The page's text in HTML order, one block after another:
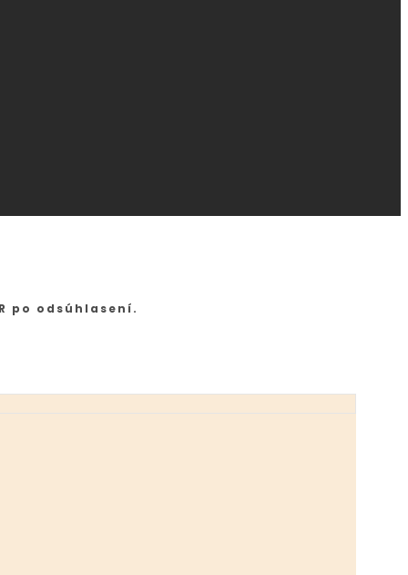
po odsúhlasení.